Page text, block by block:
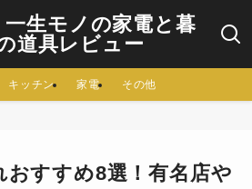
生モノの家電と暮
道具レビュー
キッチン 家電 その他
おすすめ8選！有名店や